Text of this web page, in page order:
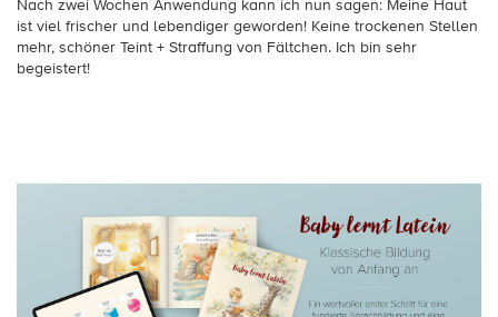
Nach zwei Wochen Anwendung kann ich nun sagen: Meine Haut
ist viel frischer und lebendiger geworden! Keine trockenen Stellen
mehr, schöner Teint + Straffung von Fältchen. Ich bin sehr
begeistert!